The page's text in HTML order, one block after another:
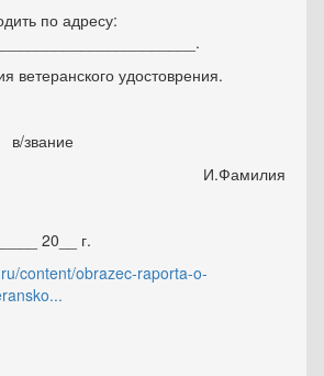
по адресу:
ветеранского удостоврения.
в/звание
И.Фамилия
20__ г.
content/obrazec-raporta-o-